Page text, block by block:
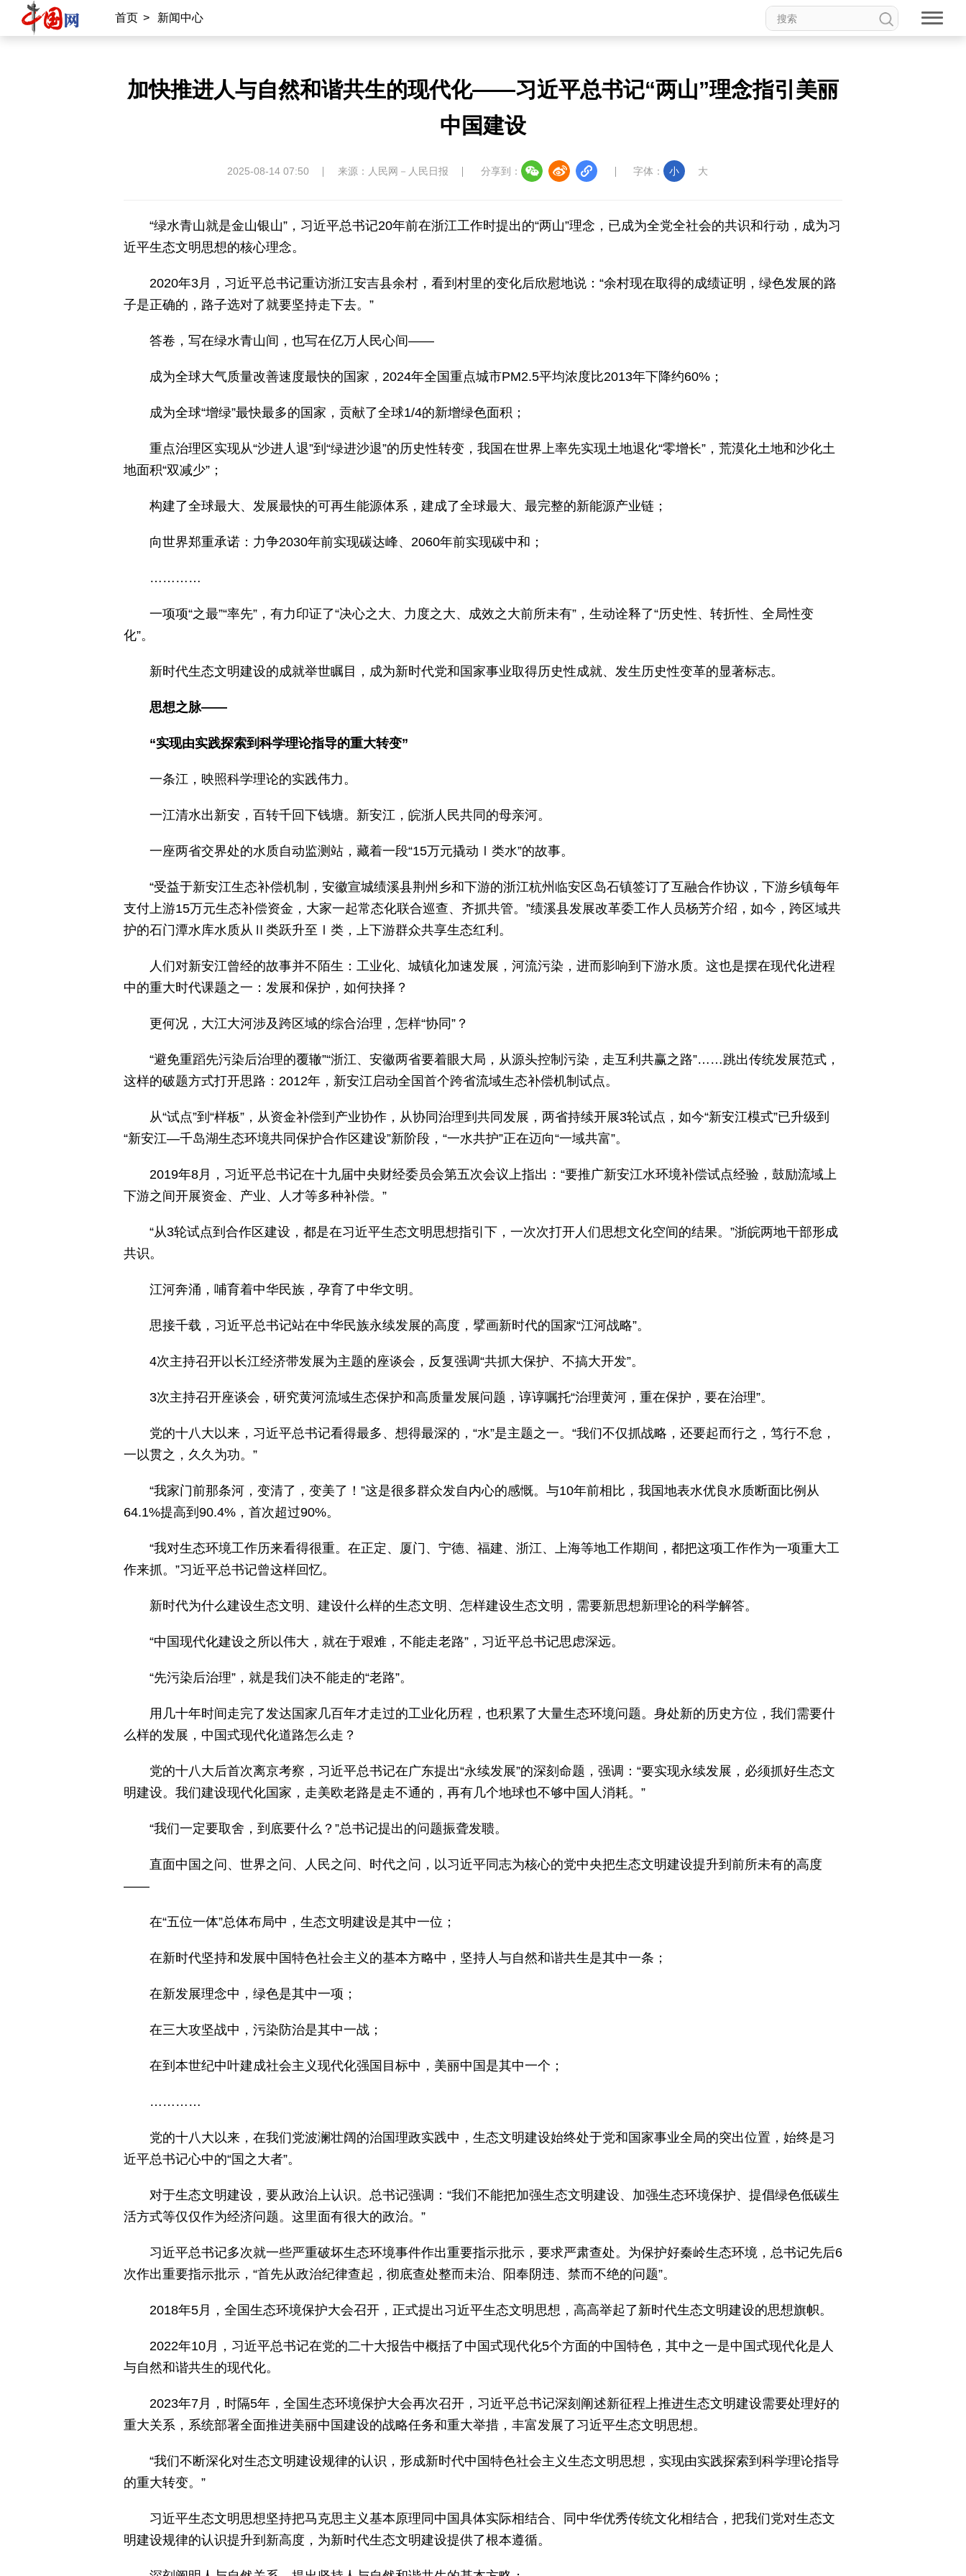
首页 > 新闻中心
加快推进人与自然和谐共生的现代化——习近平总书记“两山”理念指引美丽
中国建设
2025-08-14 07:50 来源：人民网－人民日报 分享到： 字体： 小 大
“绿水青山就是金山银山”，习近平总书记20年前在浙江工作时提出的“两山”理念，已成为全党全社会的共识和行动，成为习
近平生态文明思想的核心理念。
2020年3月，习近平总书记重访浙江安吉县余村，看到村里的变化后欣慰地说：“余村现在取得的成绩证明，绿色发展的路
子是正确的，路子选对了就要坚持走下去。”
答卷，写在绿水青山间，也写在亿万人民心间——
成为全球大气质量改善速度最快的国家，2024年全国重点城市PM2.5平均浓度比2013年下降约60%；
成为全球“增绿”最快最多的国家，贡献了全球1/4的新增绿色面积；
重点治理区实现从“沙进人退”到“绿进沙退”的历史性转变，我国在世界上率先实现土地退化“零增长”，荒漠化土地和沙化土
地面积“双减少”；
构建了全球最大、发展最快的可再生能源体系，建成了全球最大、最完整的新能源产业链；
向世界郑重承诺：力争2030年前实现碳达峰、2060年前实现碳中和；
…………
一项项“之最”“率先”，有力印证了“决心之大、力度之大、成效之大前所未有”，生动诠释了“历史性、转折性、全局性变
化”。
新时代生态文明建设的成就举世瞩目，成为新时代党和国家事业取得历史性成就、发生历史性变革的显著标志。
思想之脉——
“实现由实践探索到科学理论指导的重大转变”
一条江，映照科学理论的实践伟力。
一江清水出新安，百转千回下钱塘。新安江，皖浙人民共同的母亲河。
一座两省交界处的水质自动监测站，藏着一段“15万元撬动Ⅰ类水”的故事。
“受益于新安江生态补偿机制，安徽宣城绩溪县荆州乡和下游的浙江杭州临安区岛石镇签订了互融合作协议，下游乡镇每年
支付上游15万元生态补偿资金，大家一起常态化联合巡查、齐抓共管。”绩溪县发展改革委工作人员杨芳介绍，如今，跨区域共
护的石门潭水库水质从Ⅱ类跃升至Ⅰ类，上下游群众共享生态红利。
人们对新安江曾经的故事并不陌生：工业化、城镇化加速发展，河流污染，进而影响到下游水质。这也是摆在现代化进程
中的重大时代课题之一：发展和保护，如何抉择？
更何况，大江大河涉及跨区域的综合治理，怎样“协同”？
“避免重蹈先污染后治理的覆辙”“浙江、安徽两省要着眼大局，从源头控制污染，走互利共赢之路”……跳出传统发展范式，
这样的破题方式打开思路：2012年，新安江启动全国首个跨省流域生态补偿机制试点。
从“试点”到“样板”，从资金补偿到产业协作，从协同治理到共同发展，两省持续开展3轮试点，如今“新安江模式”已升级到
“新安江—千岛湖生态环境共同保护合作区建设”新阶段，“一水共护”正在迈向“一域共富”。
2019年8月，习近平总书记在十九届中央财经委员会第五次会议上指出：“要推广新安江水环境补偿试点经验，鼓励流域上
下游之间开展资金、产业、人才等多种补偿。”
“从3轮试点到合作区建设，都是在习近平生态文明思想指引下，一次次打开人们思想文化空间的结果。”浙皖两地干部形成
共识。
江河奔涌，哺育着中华民族，孕育了中华文明。
思接千载，习近平总书记站在中华民族永续发展的高度，擘画新时代的国家“江河战略”。
4次主持召开以长江经济带发展为主题的座谈会，反复强调“共抓大保护、不搞大开发”。
3次主持召开座谈会，研究黄河流域生态保护和高质量发展问题，谆谆嘱托“治理黄河，重在保护，要在治理”。
党的十八大以来，习近平总书记看得最多、想得最深的，“水”是主题之一。“我们不仅抓战略，还要起而行之，笃行不怠，
一以贯之，久久为功。”
“我家门前那条河，变清了，变美了！”这是很多群众发自内心的感慨。与10年前相比，我国地表水优良水质断面比例从
64.1%提高到90.4%，首次超过90%。
“我对生态环境工作历来看得很重。在正定、厦门、宁德、福建、浙江、上海等地工作期间，都把这项工作作为一项重大工
作来抓。”习近平总书记曾这样回忆。
新时代为什么建设生态文明、建设什么样的生态文明、怎样建设生态文明，需要新思想新理论的科学解答。
“中国现代化建设之所以伟大，就在于艰难，不能走老路”，习近平总书记思虑深远。
“先污染后治理”，就是我们决不能走的“老路”。
用几十年时间走完了发达国家几百年才走过的工业化历程，也积累了大量生态环境问题。身处新的历史方位，我们需要什
么样的发展，中国式现代化道路怎么走？
党的十八大后首次离京考察，习近平总书记在广东提出“永续发展”的深刻命题，强调：“要实现永续发展，必须抓好生态文
明建设。我们建设现代化国家，走美欧老路是走不通的，再有几个地球也不够中国人消耗。”
“我们一定要取舍，到底要什么？”总书记提出的问题振聋发聩。
直面中国之问、世界之问、人民之问、时代之问，以习近平同志为核心的党中央把生态文明建设提升到前所未有的高度
——
在“五位一体”总体布局中，生态文明建设是其中一位；
在新时代坚持和发展中国特色社会主义的基本方略中，坚持人与自然和谐共生是其中一条；
在新发展理念中，绿色是其中一项；
在三大攻坚战中，污染防治是其中一战；
在到本世纪中叶建成社会主义现代化强国目标中，美丽中国是其中一个；
…………
党的十八大以来，在我们党波澜壮阔的治国理政实践中，生态文明建设始终处于党和国家事业全局的突出位置，始终是习
近平总书记心中的“国之大者”。
对于生态文明建设，要从政治上认识。总书记强调：“我们不能把加强生态文明建设、加强生态环境保护、提倡绿色低碳生
活方式等仅仅作为经济问题。这里面有很大的政治。”
习近平总书记多次就一些严重破坏生态环境事件作出重要指示批示，要求严肃查处。为保护好秦岭生态环境，总书记先后6
次作出重要指示批示，“首先从政治纪律查起，彻底查处整而未治、阳奉阴违、禁而不绝的问题”。
2018年5月，全国生态环境保护大会召开，正式提出习近平生态文明思想，高高举起了新时代生态文明建设的思想旗帜。
2022年10月，习近平总书记在党的二十大报告中概括了中国式现代化5个方面的中国特色，其中之一是中国式现代化是人
与自然和谐共生的现代化。
2023年7月，时隔5年，全国生态环境保护大会再次召开，习近平总书记深刻阐述新征程上推进生态文明建设需要处理好的
重大关系，系统部署全面推进美丽中国建设的战略任务和重大举措，丰富发展了习近平生态文明思想。
“我们不断深化对生态文明建设规律的认识，形成新时代中国特色社会主义生态文明思想，实现由实践探索到科学理论指导
的重大转变。”
习近平生态文明思想坚持把马克思主义基本原理同中国具体实际相结合、同中华优秀传统文化相结合，把我们党对生态文
明建设规律的认识提升到新高度，为新时代生态文明建设提供了根本遵循。